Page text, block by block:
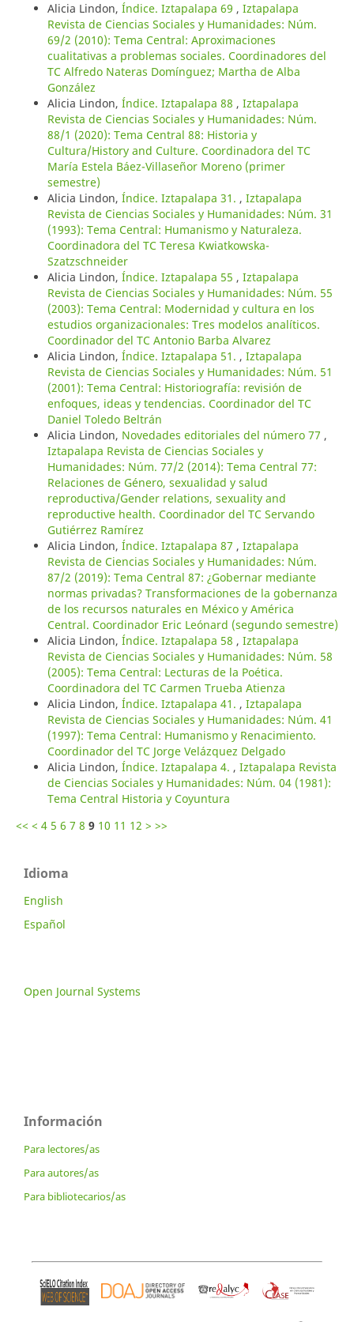
Alicia Lindon, Índice. Iztapalapa 69 , Iztapalapa
Revista de Ciencias Sociales y Humanidades: Núm.
69/2 (2010): Tema Central: Aproximaciones
cualitativas a problemas sociales. Coordinadores del
TC Alfredo Nateras Domínguez; Martha de Alba
González
Alicia Lindon, Índice. Iztapalapa 88 , Iztapalapa
Revista de Ciencias Sociales y Humanidades: Núm.
88/1 (2020): Tema Central 88: Historia y
Cultura/History and Culture. Coordinadora del TC
María Estela Báez-Villaseñor Moreno (primer
semestre)
Alicia Lindon, Índice. Iztapalapa 31. , Iztapalapa
Revista de Ciencias Sociales y Humanidades: Núm. 31
(1993): Tema Central: Humanismo y Naturaleza.
Coordinadora del TC Teresa Kwiatkowska-
Szatzschneider
Alicia Lindon, Índice. Iztapalapa 55 , Iztapalapa
Revista de Ciencias Sociales y Humanidades: Núm. 55
(2003): Tema Central: Modernidad y cultura en los
estudios organizacionales: Tres modelos analíticos.
Coordinador del TC Antonio Barba Alvarez
Alicia Lindon, Índice. Iztapalapa 51. , Iztapalapa
Revista de Ciencias Sociales y Humanidades: Núm. 51
(2001): Tema Central: Historiografía: revisión de
enfoques, ideas y tendencias. Coordinador del TC
Daniel Toledo Beltrán
Alicia Lindon, Novedades editoriales del número 77 ,
Iztapalapa Revista de Ciencias Sociales y
Humanidades: Núm. 77/2 (2014): Tema Central 77:
Relaciones de Género, sexualidad y salud
reproductiva/Gender relations, sexuality and
reproductive health. Coordinador del TC Servando
Gutiérrez Ramírez
Alicia Lindon, Índice. Iztapalapa 87 , Iztapalapa
Revista de Ciencias Sociales y Humanidades: Núm.
87/2 (2019): Tema Central 87: ¿Gobernar mediante
normas privadas? Transformaciones de la gobernanza
de los recursos naturales en México y América
Central. Coordinador Eric Leónard (segundo semestre)
Alicia Lindon, Índice. Iztapalapa 58 , Iztapalapa
Revista de Ciencias Sociales y Humanidades: Núm. 58
(2005): Tema Central: Lecturas de la Poética.
Coordinadora del TC Carmen Trueba Atienza
Alicia Lindon, Índice. Iztapalapa 41. , Iztapalapa
Revista de Ciencias Sociales y Humanidades: Núm. 41
(1997): Tema Central: Humanismo y Renacimiento.
Coordinador del TC Jorge Velázquez Delgado
Alicia Lindon, Índice. Iztapalapa 4. , Iztapalapa Revista
de Ciencias Sociales y Humanidades: Núm. 04 (1981):
Tema Central Historia y Coyuntura
<< < 4 5 6 7 8 9 10 11 12 > >>
Idioma
English
Español
Open Journal Systems
Información
Para lectores/as
Para autores/as
Para bibliotecarios/as